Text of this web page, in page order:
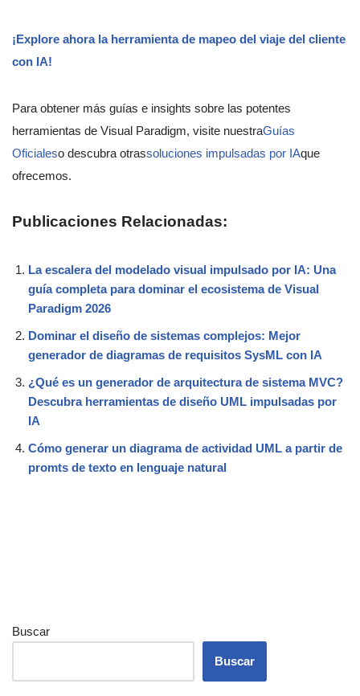
¡Explore ahora la herramienta de mapeo del viaje del cliente
con IA!
Para obtener más guías e insights sobre las potentes
herramientas de Visual Paradigm, visite nuestraGuías
Oficialeso descubra otrassoluciones impulsadas por IAque
ofrecemos.
Publicaciones Relacionadas:
La escalera del modelado visual impulsado por IA: Una
guía completa para dominar el ecosistema de Visual
Paradigm 2026
Dominar el diseño de sistemas complejos: Mejor
generador de diagramas de requisitos SysML con IA
¿Qué es un generador de arquitectura de sistema MVC?
Descubra herramientas de diseño UML impulsadas por
IA
Cómo generar un diagrama de actividad UML a partir de
promts de texto en lenguaje natural
Buscar
Buscar